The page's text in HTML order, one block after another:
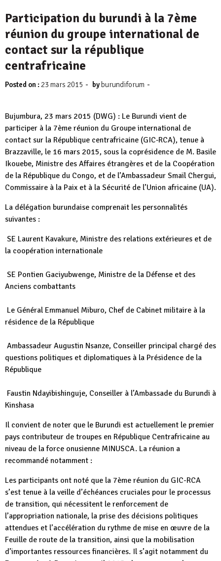
Participation du burundi à la 7ème
réunion du groupe international de
contact sur la république
centrafricaine
Posted on : 23 mars 2015 - by burundiforum -
Bujumbura, 23 mars 2015 (DWG) : Le Burundi vient de
participer à la 7ème réunion du Groupe international de
contact sur la République centrafricaine (GIC‐RCA), tenue à
Brazzaville, le 16 mars 2015, sous la coprésidence de M. Basile
Ikouebe, Ministre des Affaires étrangères et de la Coopération
de la République du Congo, et de l’Ambassadeur Smaïl Chergui,
Commissaire à la Paix et à la Sécurité de l’Union africaine (UA).
La délégation burundaise comprenait les personnalités
suivantes :
SE Laurent Kavakure, Ministre des relations extérieures et de
la coopération internationale
SE Pontien Gaciyubwenge, Ministre de la Défense et des
Anciens combattants
Le Général Emmanuel Miburo, Chef de Cabinet militaire à la
résidence de la République
Ambassadeur Augustin Nsanze, Conseiller principal chargé des
questions politiques et diplomatiques à la Présidence de la
République
Faustin Ndayibishinguje, Conseiller à l’Ambassade du Burundi à
Kinshasa
Il convient de noter que le Burundi est actuellement le premier
pays contributeur de troupes en République Centrafricaine au
niveau de la force onusienne MINUSCA. La réunion a
recommandé notamment :
Les participants ont noté que la 7ème réunion du GIC-RCA
s’est tenue à la veille d’échéances cruciales pour le processus
de transition, qui nécessitent le renforcement de
l’appropriation nationale, la prise des décisions politiques
attendues et l’accélération du rythme de mise en œuvre de la
Feuille de route de la transition, ainsi que la mobilisation
d’importantes ressources financières. Il s’agit notamment du